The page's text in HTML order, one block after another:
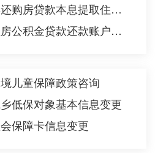
偿还购房贷款本息提取住房公积金
住房公积金贷款还款账户变更
儿童保障政策咨询
低保对象基本信息变更
保障卡信息变更